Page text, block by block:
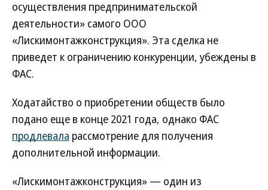
осуществления предпринимательской
деятельности» самого ООО
«Лискимонтажконструкция». Эта сделка не
приведет к ограничению конкуренции, убеждены в
ФАС.
Ходатайство о приобретении обществ было
подано еще в конце 2021 года, однако ФАС
продлевала рассмотрение для получения
дополнительной информации.
«Лискимонтажконструкция» — один из